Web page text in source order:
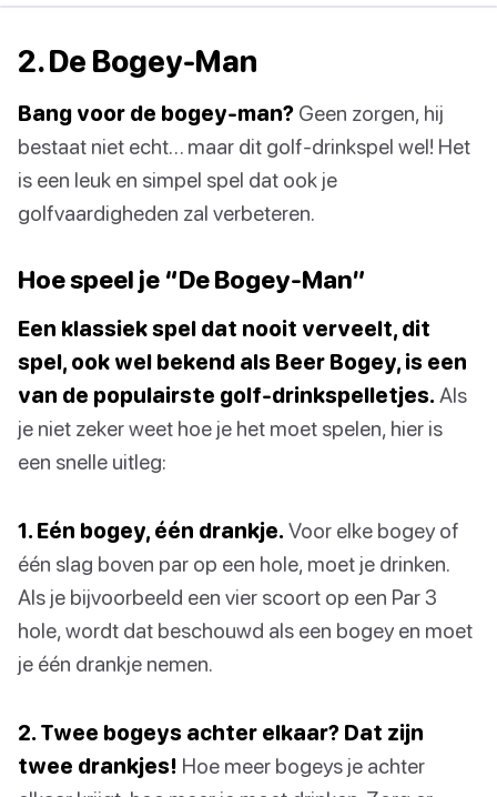
2. De Bogey-Man
Bang voor de bogey-man? Geen zorgen, hij
bestaat niet echt… maar dit golf-drinkspel wel! Het
is een leuk en simpel spel dat ook je
golfvaardigheden zal verbeteren.
Hoe speel je “De Bogey-Man”
Een klassiek spel dat nooit verveelt, dit
spel, ook wel bekend als Beer Bogey, is een
van de populairste golf-drinkspelletjes. Als
je niet zeker weet hoe je het moet spelen, hier is
een snelle uitleg:
1. Eén bogey, één drankje. Voor elke bogey of
één slag boven par op een hole, moet je drinken.
Als je bijvoorbeeld een vier scoort op een Par 3
hole, wordt dat beschouwd als een bogey en moet
je één drankje nemen.
2. Twee bogeys achter elkaar? Dat zijn
twee drankjes! Hoe meer bogeys je achter